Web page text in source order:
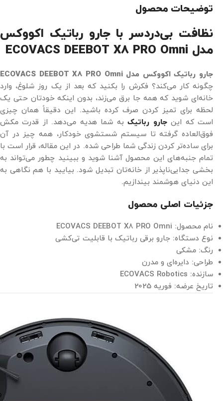
توضیحات محصول
نظافت بی‌دردسر با جارو رباتیک اکووکس
مدل ECOVACS DEEBOT X8 PRO Omni
جارو رباتیک اکووکس مدل ECOVACS DEEBOT X8 PRO Omni
چگونه کار می‌کند؟ فکرش را بکنید که بعد از یک روز شلوغ، وارد
خانه‌ای شوید که همه جا برق می‌زند، بدون اینکه خودتان حتی یک
لحظه برای تمیز کردن صرف کرده باشید. این دقیقاً همان چیزی
است که اینجارو رباتیکبه شما هدیه می‌دهد. از قدرت مکش
فوق‌العاده گرفته تا سیستم شستشوی خودکار، همه چیز در آن
برای ساده‌تر کردن زندگی شما طراحی شده. در این مقاله، قرار است با
تمام جنبه‌های این محصول آشنا شوید و ببینید چطور می‌تواند به
بخشی جدایی‌ناپذیر از خانه‌تان تبدیل شود. بیایید با هم نگاهی به
این دنیای هوشمند بیندازیم.
جزئیات اصلی محصول
نام محصول: ECOVACS DEEBOT X8 PRO Omni
نوع دستگاه: جارو برقی رباتیک با قابلیت تی‌کشی
رنگ: مشکی
طراحی: دایره‌ای و مدرن
سازنده: ECOVACS Robotics
تاریخ عرضه: فوریه 2025